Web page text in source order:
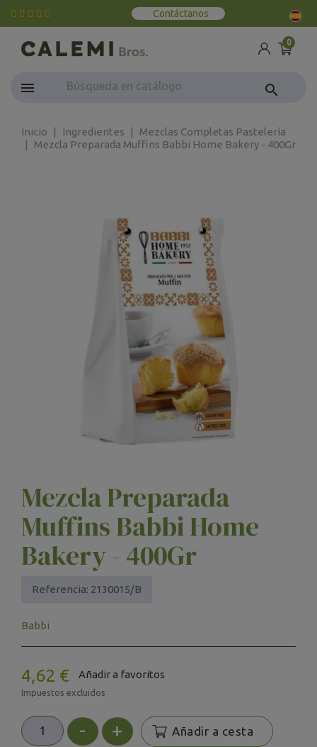
Contáctanos
0
search
Inicio Ingredientes
Mezclas Completas Pastelería
Mezcla Preparada Muffins Babbi Home Bakery - 400Gr
Mezcla Preparada
Muffins Babbi Home
Bakery - 400Gr
Referencia: 2130015/B
Babbi
4,62 € Añadir a favoritos
Impuestos excluidos
- + Añadir a cesta